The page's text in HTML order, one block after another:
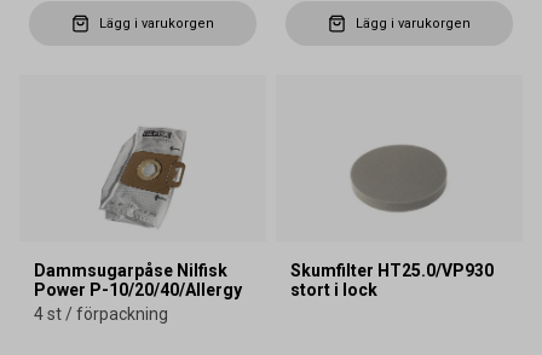
Lägg i varukorgen Lägg i varukorgen
Dammsugarpåse Nilfisk
Power P-10/20/40/Allergy
4 st / förpackning
Skumfilter HT25.0/VP930
stort i lock